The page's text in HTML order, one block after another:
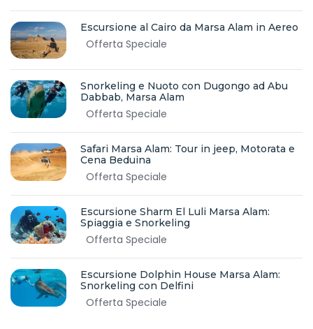
Escursione al Cairo da Marsa Alam in Aereo
Offerta Speciale
Snorkeling e Nuoto con Dugongo ad Abu
Dabbab, Marsa Alam
Offerta Speciale
Safari Marsa Alam: Tour in jeep, Motorata e
Cena Beduina
Offerta Speciale
Escursione Sharm El Luli Marsa Alam:
Spiaggia e Snorkeling
Offerta Speciale
Escursione Dolphin House Marsa Alam:
Snorkeling con Delfini
Offerta Speciale